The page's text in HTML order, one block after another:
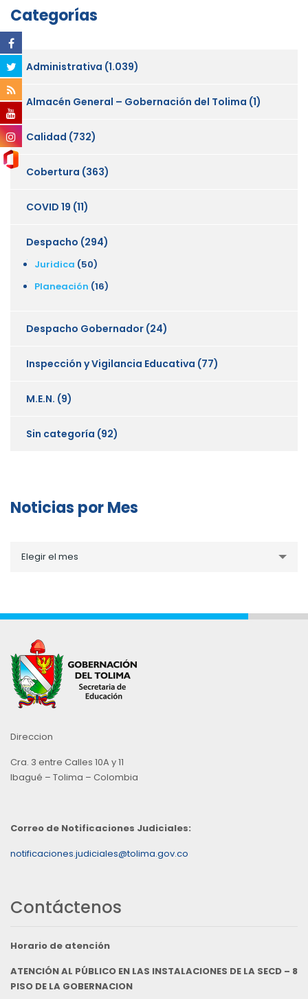
Categorías
Administrativa (1.039)
Almacén General – Gobernación del Tolima (1)
Calidad (732)
Cobertura (363)
COVID 19 (11)
Despacho (294)
Juridica (50)
Planeación (16)
Despacho Gobernador (24)
Inspección y Vigilancia Educativa (77)
M.E.N. (9)
Sin categoría (92)
Noticias por Mes
porElegir el mes
Direccion
Cra. 3 entre Calles 10A y 11
Ibagué – Tolima – Colombia
Correo de Notificaciones Judiciales:
notificaciones.judiciales@tolima.gov.co
Contáctenos
Horario de atención
ATENCIÓN AL PÚBLICO EN LAS INSTALACIONES DE LA SECD – 8
PISO DE LA GOBERNACION